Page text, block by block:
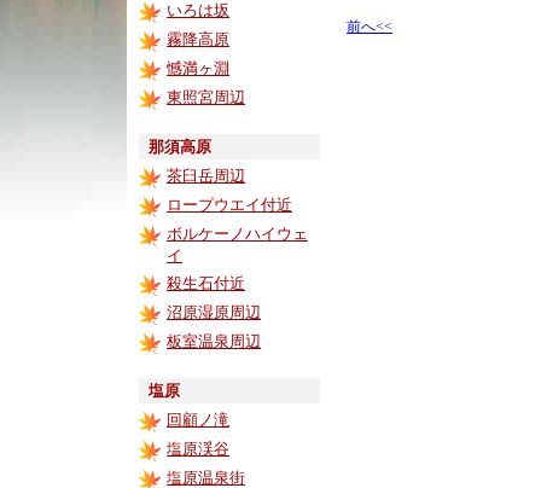
いろは坂
霧降高原
憾満ヶ淵
東照宮周辺
那須高原
茶臼岳周辺
ロープウエイ付近
ボルケーノハイウェ
イ
殺生石付近
沼原湿原周辺
板室温泉周辺
塩原
回顧ノ滝
塩原渓谷
塩原温泉街
前へ<<